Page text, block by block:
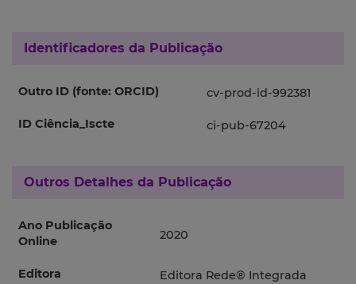
Identificadores da Publicação
Outro ID (fonte: ORCID) cv-prod-id-992381
ID Ciência_Iscte ci-pub-67204
Outros Detalhes da Publicação
Ano Publicação
Online
2020
Editora Editora Rede® Integrada